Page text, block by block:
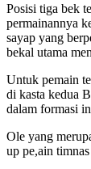
Posisi tiga bek
permainannya
sayap yang
bekal utama
Untuk pemain
di kasta kedua
dalam formasi
Ole yang
up pe,ain